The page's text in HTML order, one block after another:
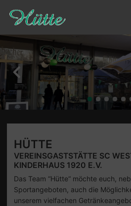
HÜTTE
VEREINSGASTSTÄTTE SC
KINDERHAUS 1920 E.V.
Das Team “Hütte“ möchte euch,
Sportangeboten, auch die
unserem vielfachen